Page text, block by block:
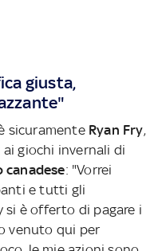
giusta,
sicuramente Ryan Fry,
giochi invernali di
canadese: "Vorrei
e tutti gli
si è offerto di pagare i
venuto qui per